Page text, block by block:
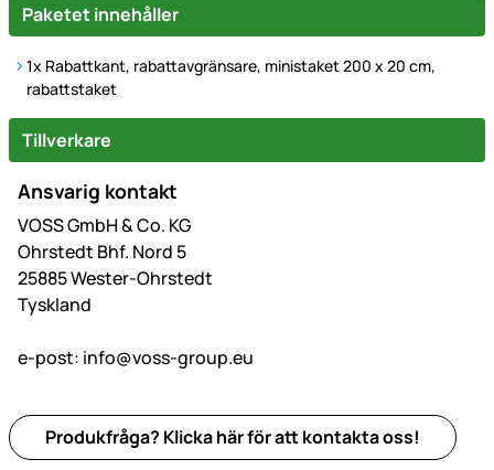
Paketet innehåller
1x Rabattkant, rabattavgränsare, ministaket 200 x 20 cm,
rabattstaket
Tillverkare
Ansvarig kontakt
VOSS GmbH & Co. KG
Ohrstedt Bhf. Nord 5
25885 Wester-Ohrstedt
Tyskland
e-post: info@voss-group.eu
Produkfråga? Klicka här för att kontakta oss!